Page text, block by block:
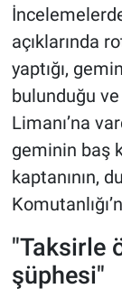
açıklarında
yaptığı,
bulunduğu
Limanı’na
geminin baş
kaptanının,
"Taksirle
şüphesi"